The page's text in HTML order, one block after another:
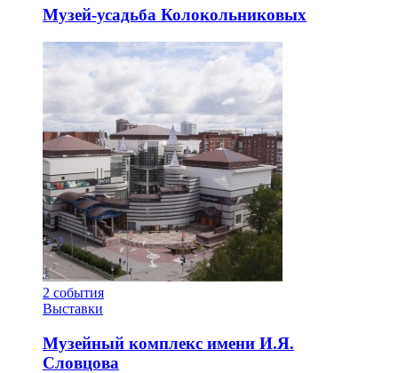
Музей-усадьба Колокольниковых
2 события
Выставки
Музейный комплекс имени И.Я.
Словцова